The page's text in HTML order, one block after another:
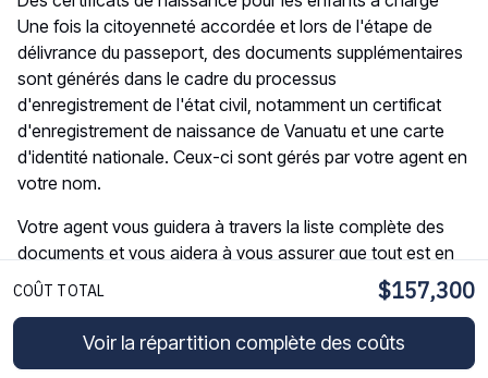
Une fois la citoyenneté accordée et lors de l'étape de
délivrance du passeport, des documents supplémentaires
sont générés dans le cadre du processus
d'enregistrement de l'état civil, notamment un certificat
d'enregistrement de naissance de Vanuatu et une carte
d'identité nationale. Ceux-ci sont gérés par votre agent en
votre nom.
Votre agent vous guidera à travers la liste complète des
documents et vous aidera à vous assurer que tout est en
ordre avant la soumission.
Que se passe-t-il après avoir reçu la
citoyenneté ?
COÛT TOTAL $157,300
Voir la répartition complète des coûts